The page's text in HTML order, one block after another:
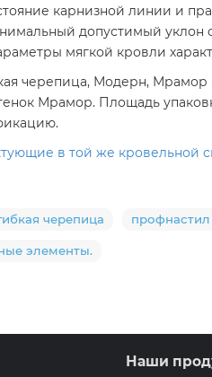
карнизной линии и
допустимый уклон
мягкой кровли
черепица, Модерн, Мрамор
Мрамор. Площадь
в той же кровельной
черепица профнастил
элементы.
Наши